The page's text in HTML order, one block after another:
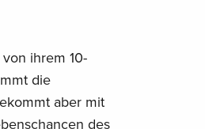
ihrem 10-
die
aber mit
des